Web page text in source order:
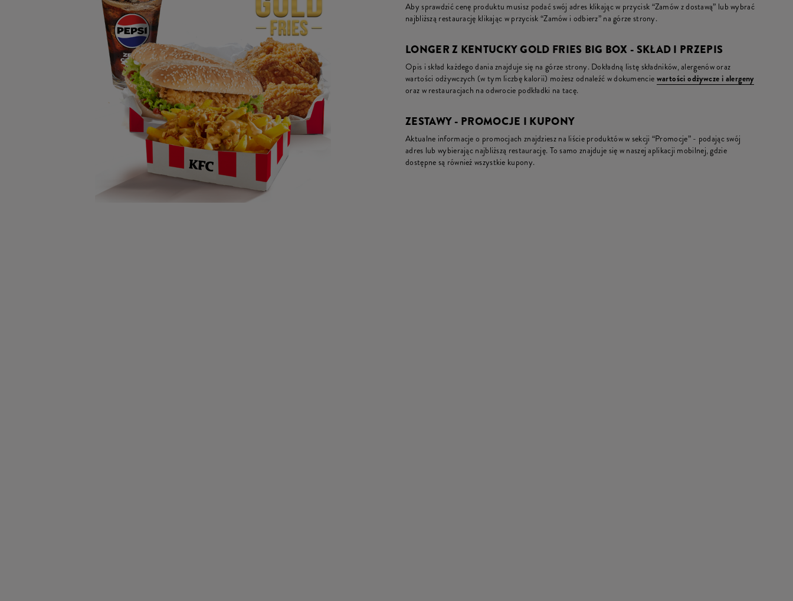
Aby sprawdzić cenę produktu musisz podać swój adres klikając w przycisk “Zamów z dostawą” lub wybrać
najbliższą restaurację klikając w przycisk “Zamów i odbierz” na górze strony.
LONGER Z KENTUCKY GOLD FRIES BIG BOX - SKŁAD I PRZEPIS
Opis i skład każdego dania znajduje się na górze strony. Dokładną listę składników, alergenów oraz
wartości odżywczych (w tym liczbę kalorii) możesz odnaleźć w dokumencie wartości odżywcze i alergeny
oraz w restauracjach na odwrocie podkładki na tacę.
ZESTAWY - PROMOCJE I KUPONY
Aktualne informacje o promocjach znajdziesz na liście produktów w sekcji “Promocje” - podając swój
adres lub wybierając najbliższą restaurację. To samo znajduje się w naszej aplikacji mobilnej, gdzie
dostępne są również wszystkie kupony.